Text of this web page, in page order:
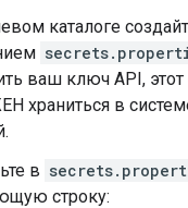
каталоге
ваш ключ API,
храниться в
в
строку: